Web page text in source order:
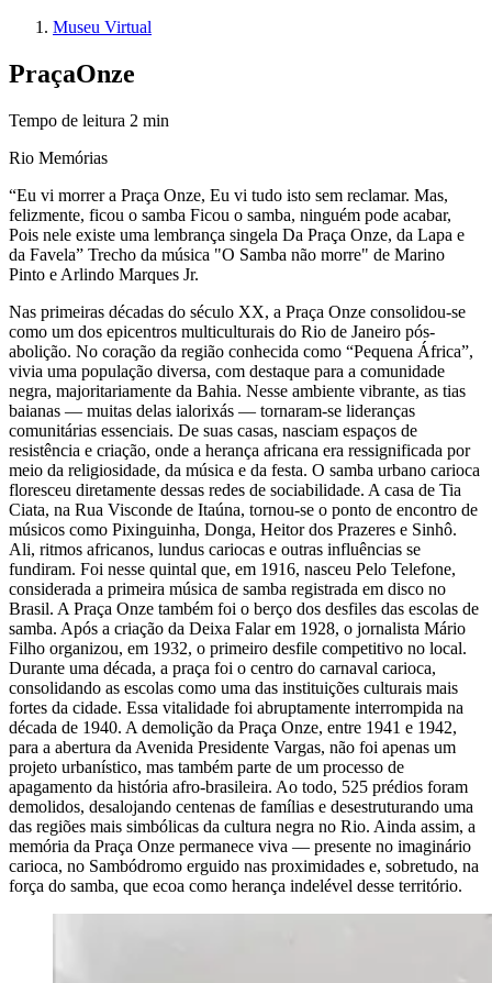
Museu Virtual
PraçaOnze
Tempo de leitura 2 min
Rio Memórias
“Eu vi morrer a Praça Onze, Eu vi tudo isto sem reclamar. Mas,
felizmente, ficou o samba Ficou o samba, ninguém pode acabar,
Pois nele existe uma lembrança singela Da Praça Onze, da Lapa e
da Favela” Trecho da música "O Samba não morre" de Marino
Pinto e Arlindo Marques Jr.
Nas primeiras décadas do século XX, a Praça Onze consolidou-se
como um dos epicentros multiculturais do Rio de Janeiro pós-
abolição. No coração da região conhecida como “Pequena África”,
vivia uma população diversa, com destaque para a comunidade
negra, majoritariamente da Bahia. Nesse ambiente vibrante, as tias
baianas — muitas delas ialorixás — tornaram-se lideranças
comunitárias essenciais. De suas casas, nasciam espaços de
resistência e criação, onde a herança africana era ressignificada por
meio da religiosidade, da música e da festa. O samba urbano carioca
floresceu diretamente dessas redes de sociabilidade. A casa de Tia
Ciata, na Rua Visconde de Itaúna, tornou-se o ponto de encontro de
músicos como Pixinguinha, Donga, Heitor dos Prazeres e Sinhô.
Ali, ritmos africanos, lundus cariocas e outras influências se
fundiram. Foi nesse quintal que, em 1916, nasceu Pelo Telefone,
considerada a primeira música de samba registrada em disco no
Brasil. A Praça Onze também foi o berço dos desfiles das escolas de
samba. Após a criação da Deixa Falar em 1928, o jornalista Mário
Filho organizou, em 1932, o primeiro desfile competitivo no local.
Durante uma década, a praça foi o centro do carnaval carioca,
consolidando as escolas como uma das instituições culturais mais
fortes da cidade. Essa vitalidade foi abruptamente interrompida na
década de 1940. A demolição da Praça Onze, entre 1941 e 1942,
para a abertura da Avenida Presidente Vargas, não foi apenas um
projeto urbanístico, mas também parte de um processo de
apagamento da história afro-brasileira. Ao todo, 525 prédios foram
demolidos, desalojando centenas de famílias e desestruturando uma
das regiões mais simbólicas da cultura negra no Rio. Ainda assim, a
memória da Praça Onze permanece viva — presente no imaginário
carioca, no Sambódromo erguido nas proximidades e, sobretudo, na
força do samba, que ecoa como herança indelével desse território.